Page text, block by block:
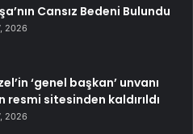
Cansız Bedeni Bulundu
2026
‘genel başkan’ unvanı
resmi sitesinden kaldırıldı
2026